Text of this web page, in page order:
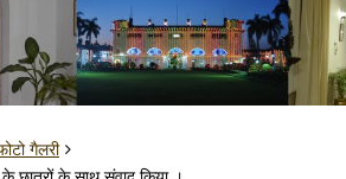
गैलरी